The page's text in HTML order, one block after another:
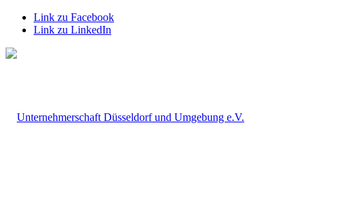
Link zu Facebook
Link zu LinkedIn